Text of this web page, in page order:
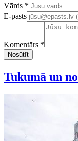
Confirm your email
Vārds *
E-pasts
Komentārs *
Nosūtīt
Tukumā un